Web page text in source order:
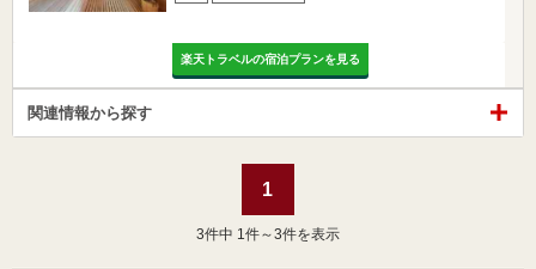
楽天トラベルの宿泊プランを見る
関連情報から探す
1
3件中 1件～3件を表示